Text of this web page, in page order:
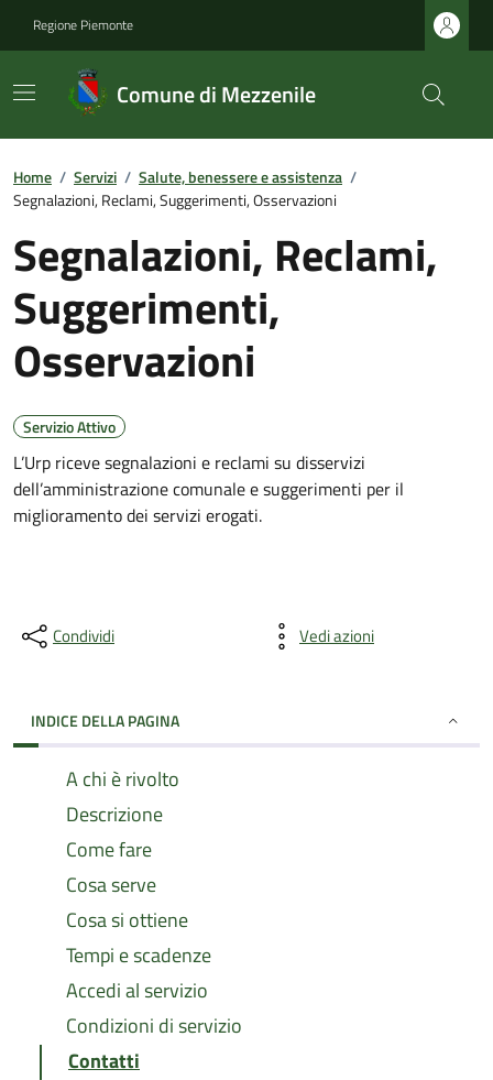
Regione Piemonte
Comune di Mezzenile
Home / Servizi / Salute, benessere e assistenza /
Segnalazioni, Reclami, Suggerimenti, Osservazioni
Segnalazioni, Reclami,
Suggerimenti,
Osservazioni
Servizio Attivo
L’Urp riceve segnalazioni e reclami su disservizi
dell’amministrazione comunale e suggerimenti per il
miglioramento dei servizi erogati.
Condividi Vedi azioni
INDICE DELLA PAGINA
A chi è rivolto
Descrizione
Come fare
Cosa serve
Cosa si ottiene
Tempi e scadenze
Accedi al servizio
Condizioni di servizio
Contatti